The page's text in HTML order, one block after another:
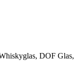
DOF Glas,